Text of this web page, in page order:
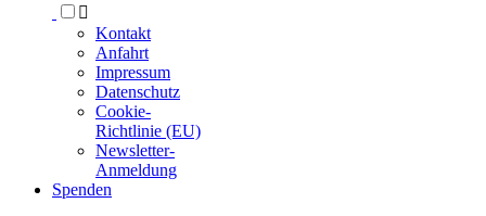

Kontakt
Anfahrt
Impressum
Datenschutz
Cookie-
Richtlinie (EU)
Newsletter-
Anmeldung
Spenden